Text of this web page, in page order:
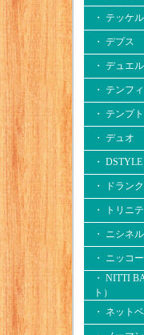
・ テッケ
・ デプス
・ デュエル
・ テンフ
・ テンプト
・ デュオ
・
・ ドラン
・ トリニ
・ ニシネ
・ ニッコ
・ NITTI
ト）
・ ネット